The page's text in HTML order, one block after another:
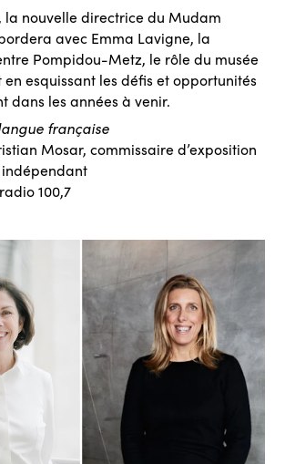
la nouvelle directrice du Mudam
avec Emma Lavigne, la
Pompidou-Metz, le rôle du musée
en esquissant les défis et opportunités
dans les années à venir.
française
Mosar, commissaire d’exposition
100,7